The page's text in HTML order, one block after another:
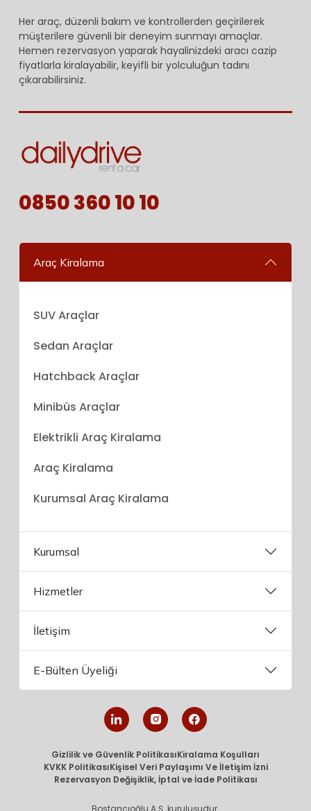
Her araç, düzenli bakım ve kontrollerden geçirilerek
müşterilere güvenli bir deneyim sunmayı amaçlar.
Hemen rezervasyon yaparak hayalinizdeki aracı cazip
fiyatlarla kiralayabilir, keyifli bir yolculuğun tadını
çıkarabilirsiniz.
0850 360 10 10
Araç Kiralama
SUV Araçlar
Sedan Araçlar
Hatchback Araçlar
Minibüs Araçlar
Elektrikli Araç Kiralama
Araç Kiralama
Kurumsal Araç Kiralama
Kurumsal
Hizmetler
İletişim
E-Bülten Üyeliği
Gizlilik ve Güvenlik PolitikasıKiralama Koşulları
KVKK PolitikasıKişisel Veri Paylaşımı Ve İletişim İzni
Rezervasyon Değişiklik, İptal ve İade Politikası
Bostancıoğlu A.Ş. kuruluşudur.